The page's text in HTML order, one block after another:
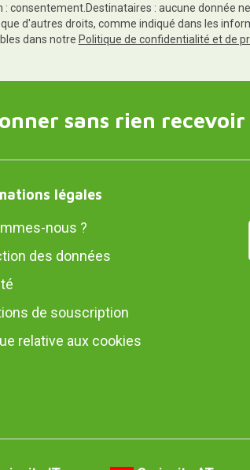
consentement.Destinataires : aucune donnée
d'autres droits, comme indiqué dans les
dans notre Politique de confidentialité et de
sans rien
légales
nous ?
des données
de souscription
relative aux cookies